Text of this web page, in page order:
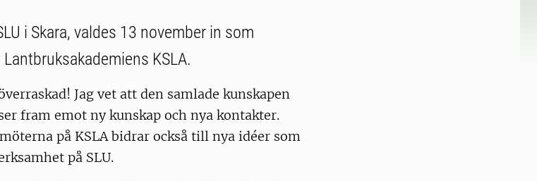
i Skara, valdes 13 november in som
KSLA.
Jag vet att den samlade kunskapen
fram emot ny kunskap och nya kontakter.
på KSLA bidrar också till nya idéer som
på SLU.